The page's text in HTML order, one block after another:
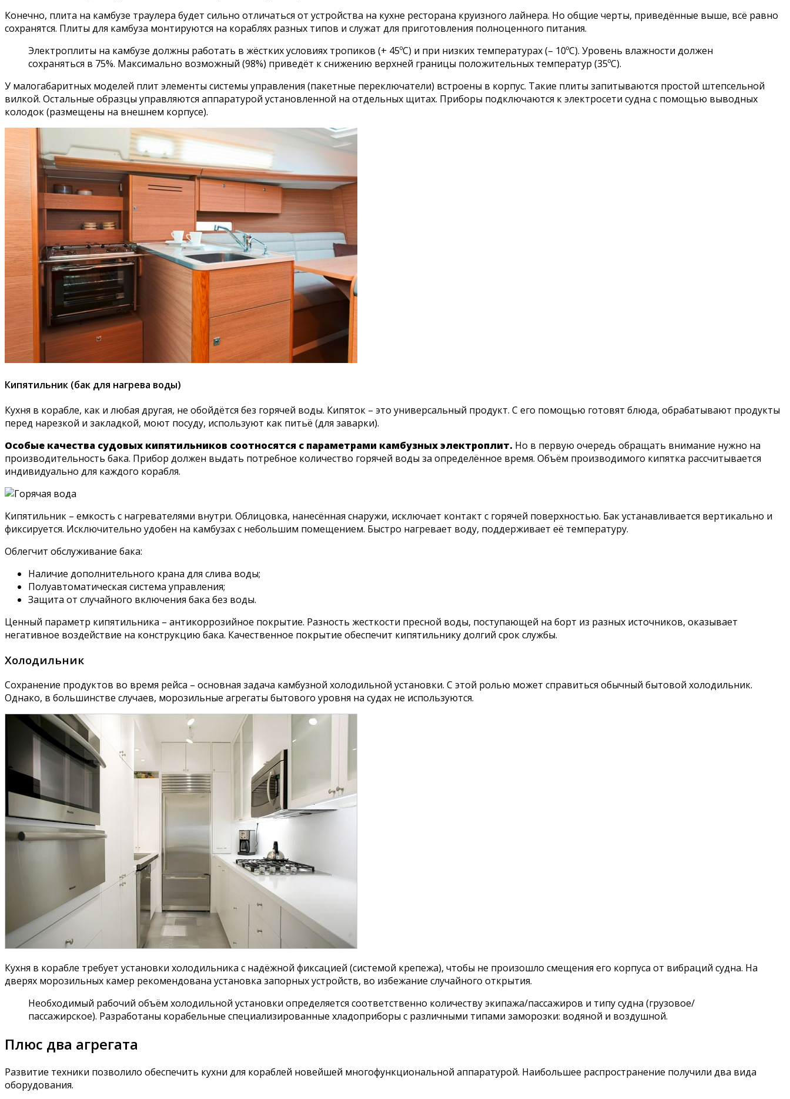
Конечно, плита на камбузе траулера будет сильно отличаться от устройства на кухне ресторана круизного лайнера. Но общие черты, приведённые выше, всё равно
сохранятся. Плиты для камбуза монтируются на кораблях разных типов и служат для приготовления полноценного питания.
Электроплиты на камбузе должны работать в жёстких условиях тропиков (+ 45ºС) и при низких температурах (– 10ºС). Уровень влажности должен
сохраняться в 75%. Максимально возможный (98%) приведёт к снижению верхней границы положительных температур (35ºС).
У малогабаритных моделей плит элементы системы управления (пакетные переключатели) встроены в корпус. Такие плиты запитываются простой штепсельной
вилкой. Остальные образцы управляются аппаратурой установленной на отдельных щитах. Приборы подключаются к электросети судна с помощью выводных
колодок (размещены на внешнем корпусе).
Кипятильник (бак для нагрева воды)
Кухня в корабле, как и любая другая, не обойдётся без горячей воды. Кипяток – это универсальный продукт. С его помощью готовят блюда, обрабатывают продукты
перед нарезкой и закладкой, моют посуду, используют как питьё (для заварки).
Особые качества судовых кипятильников соотносятся с параметрами камбузных электроплит. Но в первую очередь обращать внимание нужно на
производительность бака. Прибор должен выдать потребное количество горячей воды за определённое время. Объём производимого кипятка рассчитывается
индивидуально для каждого корабля.
Кипятильник – емкость с нагревателями внутри. Облицовка, нанесённая снаружи, исключает контакт с горячей поверхностью. Бак устанавливается вертикально и
фиксируется. Исключительно удобен на камбузах с небольшим помещением. Быстро нагревает воду, поддерживает её температуру.
Облегчит обслуживание бака:
Наличие дополнительного крана для слива воды;
Полуавтоматическая система управления;
Защита от случайного включения бака без воды.
Ценный параметр кипятильника – антикоррозийное покрытие. Разность жесткости пресной воды, поступающей на борт из разных источников, оказывает
негативное воздействие на конструкцию бака. Качественное покрытие обеспечит кипятильнику долгий срок службы.
Холодильник
Сохранение продуктов во время рейса – основная задача камбузной холодильной установки. С этой ролью может справиться обычный бытовой холодильник.
Однако, в большинстве случаев, морозильные агрегаты бытового уровня на судах не используются.
Кухня в корабле требует установки холодильника с надёжной фиксацией (системой крепежа), чтобы не произошло смещения его корпуса от вибраций судна. На
дверях морозильных камер рекомендована установка запорных устройств, во избежание случайного открытия.
Необходимый рабочий объём холодильной установки определяется соответственно количеству экипажа/пассажиров и типу судна (грузовое/
пассажирское). Разработаны корабельные специализированные хладоприборы с различными типами заморозки: водяной и воздушной.
Плюс два агрегата
Развитие техники позволило обеспечить кухни для кораблей новейшей многофункциональной аппаратурой. Наибольшее распространение получили два вида
оборудования.